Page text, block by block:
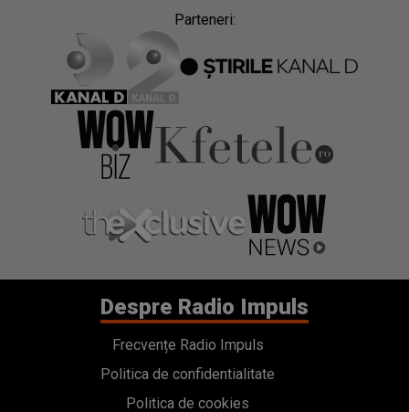
Parteneri:
Despre Radio Impuls
Frecvențe Radio Impuls
Politica de confidentialitate
Politica de cookies